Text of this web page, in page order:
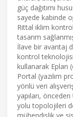
güç dağıtımı
sayede kabinde
Rittal iklim
tasarım
İlave bir avantaj
kontrol
kullanarak Eplan
Portal (yazılım
yönlü veri
yapıları,
yolu topolojileri